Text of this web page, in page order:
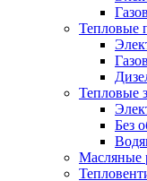
Тепловые
Тепловые
Без
Масляные